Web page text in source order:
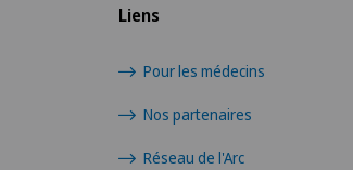
Liens
Pour les médecins
Nos partenaires
Réseau de l'Arc